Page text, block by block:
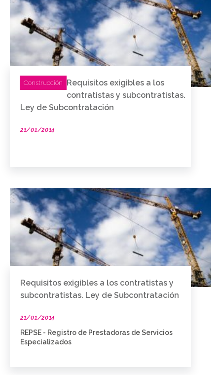
Construcción
Requisitos exigibles a los
contratistas y subcontratistas.
Ley de Subcontratación
21/01/2014
Requisitos exigibles a los contratistas y
subcontratistas. Ley de Subcontratación
21/01/2014
REPSE - Registro de Prestadoras de Servicios
Especializados